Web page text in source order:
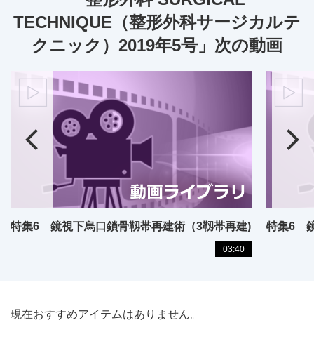
TECHNIQUE（整形外科サージカルテ
クニック）2019年5号」次の動画
特集6 鏡視下烏口鎖骨靱帯再建術（3靱帯再建)
03:40
特集6 鏡
現在おすすめアイテムはありません。